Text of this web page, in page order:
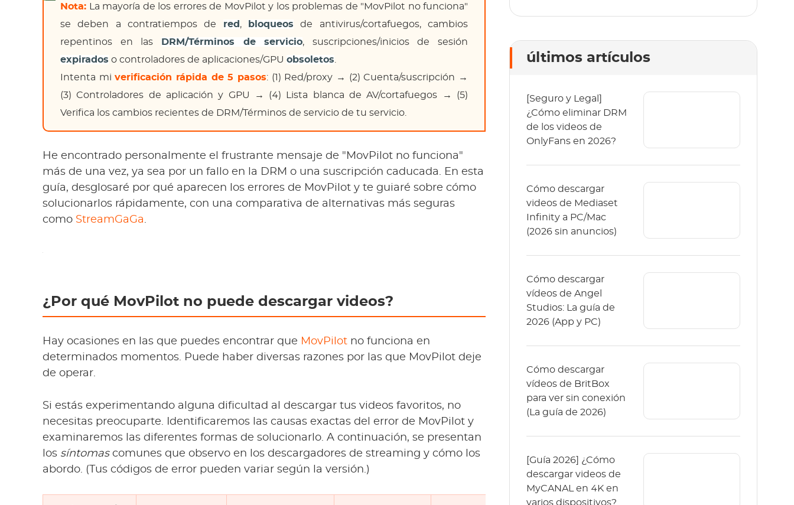
Nota: La mayoría de los errores de MovPilot y los problemas de "MovPilot no funciona"
se deben a contratiempos de red , bloqueos de antivirus/cortafuegos, cambios
repentinos en las
DRM/Términos de servicio, suscripciones/inicios de sesión
expirados o controladores de aplicaciones/GPU obsoletos
Intenta mi verificación rápida de 5 pasos: (1) Red/proxy → (2) Cuenta/suscripción →
(3) Controladores de aplicación y GPU → (4) Lista blanca de AV/cortafuegos → (5)
Verifica los cambios recientes de DRM/Términos de servicio de tu servicio.
He encontrado personalmente el frustrante mensaje de "MovPilot no funciona"
más de una vez, ya sea por un fallo en la DRM o una suscripción caducada. En esta
guía, desglosaré por qué aparecen los errores de MovPilot y te guiaré sobre cómo
solucionarlos rápidamente, con una comparativa de alternativas más seguras
como StreamGaGa.
¿Por qué MovPilot no puede descargar videos?
Hay ocasiones en las que puedes encontrar que MovPilot no funciona en
determinados momentos. Puede haber diversas razones por las que MovPilot deje
de operar.
Si estás experimentando alguna dificultad al descargar tus videos favoritos, no
necesitas preocuparte. Identificaremos las causas exactas del error de MovPilot y
examinaremos las diferentes formas de solucionarlo. A continuación, se presentan
los síntomascomunes que observo en los descargadores de streaming y cómo los
abordo. (Tus códigos de error pueden variar según la versión.)
últimos artículos
[Seguro y Legal]
¿Cómo eliminar DRM
de los videos de
OnlyFans en 2026?
Cómo descargar
videos de Mediaset
Infinity a PC/Mac
(2026 sin anuncios)
Cómo descargar
vídeos de Angel
Studios: La guía de
2026 (App y PC)
Cómo descargar
vídeos de BritBox
para ver sin conexión
(La guía de 2026)
[Guía 2026] ¿Cómo
descargar videos de
MyCANAL en 4K en
varios dispositivos?